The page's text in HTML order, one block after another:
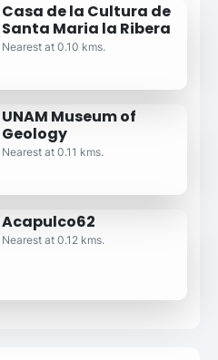
Casa de la Cultura de
Santa Maria la Ribera
Nearest at 0.10 kms.
UNAM Museum of
Geology
Nearest at 0.11 kms.
Acapulco62
Nearest at 0.12 kms.